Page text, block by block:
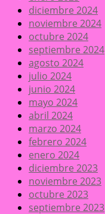
diciembre 2024
noviembre 2024
octubre 2024
septiembre 2024
agosto 2024
julio 2024
junio 2024
mayo 2024
abril 2024
marzo 2024
febrero 2024
enero 2024
diciembre 2023
noviembre 2023
octubre 2023
septiembre 2023